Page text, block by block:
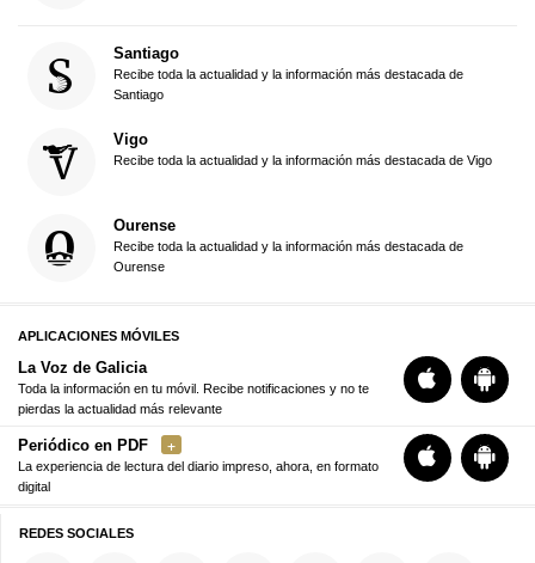
Santiago
Recibe toda la actualidad y la información más destacada de
Santiago
Vigo
Recibe toda la actualidad y la información más destacada de Vigo
Ourense
Recibe toda la actualidad y la información más destacada de
Ourense
APLICACIONES MÓVILES
La Voz de Galicia
Toda la información en tu móvil. Recibe notificaciones y no te
pierdas la actualidad más relevante
Periódico en PDF
La experiencia de lectura del diario impreso, ahora, en formato
digital
REDES SOCIALES